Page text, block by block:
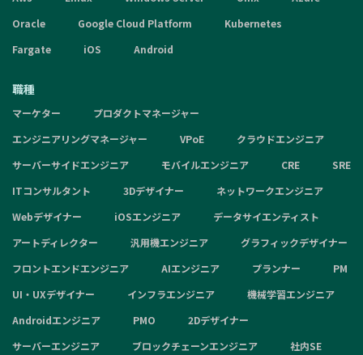
Oracle
Google Cloud Platform
Kubernetes
Fargate
iOS Android
職種
マーケター
プロダクトマネージャー
エンジニアリングマネージャー
VPoE
クラウドエンジニア
サーバーサイドエンジニア
モバイルエンジニア CRE
SRE
ITコンサルタント
3Dデザイナー
ネットワークエンジニア
Webデザイナー
iOSエンジニア
データサイエンティスト
アートディレクター
汎用機エンジニア
グラフィックデザイナー
フロントエンドエンジニア
AIエンジニア プランナー
PM
UI・UXデザイナー
インフラエンジニア
機械学習エンジニア
Androidエンジニア
PMO
2Dデザイナー
サーバーエンジニア
ブロックチェーンエンジニア 社内SE